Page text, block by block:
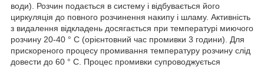
води). Розчин подається в систему і відбувається його
циркуляція до повного розчинення накипу і шламу. Активність
з видалення відкладень досягається при температурі миючого
розчину 20-40 ° C (орієнтовний час промивки 3 години). Для
прискореного процесу промивання температуру розчину слід
довести до 60 ° C. Процес промивки супроводжується